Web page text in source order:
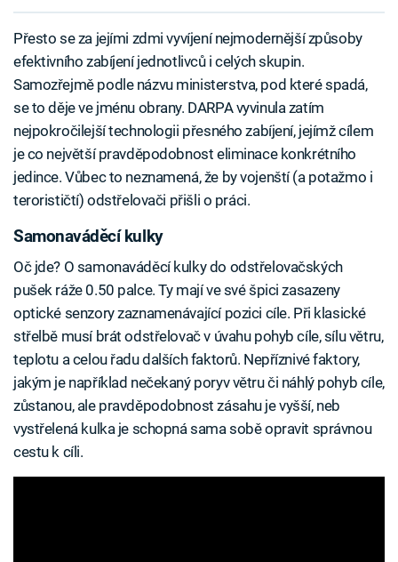
Přesto se za jejími zdmi vyvíjení nejmodernější způsoby
efektivního zabíjení jednotlivců i celých skupin.
Samozřejmě podle názvu ministerstva, pod které spadá,
se to děje ve jménu obrany. DARPA vyvinula zatím
nejpokročilejší technologii přesného zabíjení, jejímž cílem
je co největší pravděpodobnost eliminace konkrétního
jedince. Vůbec to neznamená, že by vojenští (a potažmo i
terorističtí) odstřelovači přišli o práci.
Samonaváděcí kulky
Oč jde? O samonaváděcí kulky do odstřelovačských
pušek ráže 0.50 palce. Ty mají ve své špici zasazeny
optické senzory zaznamenávající pozici cíle. Při klasické
střelbě musí brát odstřelovač v úvahu pohyb cíle, sílu větru,
teplotu a celou řadu dalších faktorů. Nepříznivé faktory,
jakým je například nečekaný poryv větru či náhlý pohyb cíle,
zůstanou, ale pravděpodobnost zásahu je vyšší, neb
vystřelená kulka je schopná sama sobě opravit správnou
cestu k cíli.